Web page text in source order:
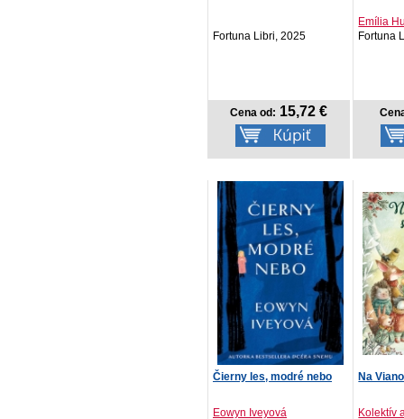
Fortuna Libri, 2025
Cena od: 15,72 €
Emília
Fortuna
Čierny les, modré nebo
Eowyn Iveyová
Na
Kolektív